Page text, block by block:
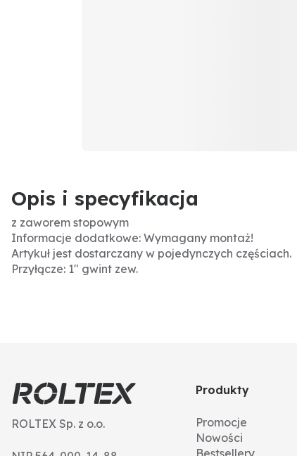
Opis i specyfikacja
z zaworem stopowym
Informacje dodatkowe: Wymagany montaż!
Artykuł jest dostarczany w pojedynczych częściach.
Przyłącze: 1" gwint zew.
ROLTEX Sp. z o.o.
Produkty
Promocje
Nowości
Bestsellery